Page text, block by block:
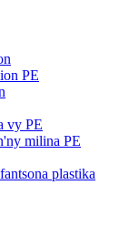
PE
vy PE
milina PE
plastika